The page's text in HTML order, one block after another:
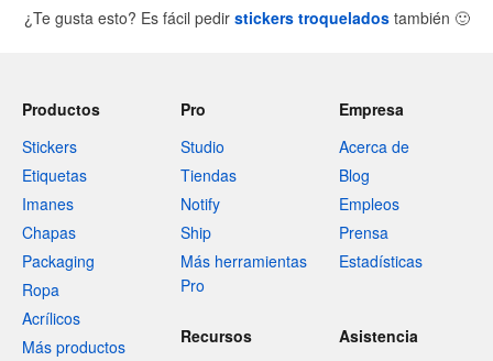
¿Te gusta esto? Es fácil pedir stickers troqueladostambién 🙂
Productos
Stickers
Etiquetas
Imanes
Chapas
Packaging
Ropa
Acrílicos
Más productos
Pro
Studio
Tiendas
Notify
Ship
Más herramientas
Pro
Empresa
Acerca de
Blog
Empleos
Prensa
Estadísticas
Recursos
Asistencia